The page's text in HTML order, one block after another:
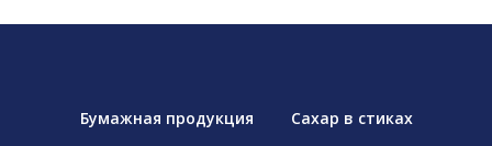
Бумажная продукция Сахар в стиках